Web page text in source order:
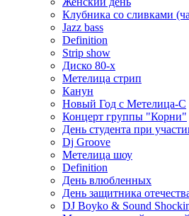
Клубника со сливками
Jazz bass
Definition
Strip show
Диско 80-х
Метелица стрип
Канун
Новый Год с Метелица-С
Концерт группы "Корни"
День студента при
Dj Groove
Метелица шоу
Definition
День влюбленных
День защитника
DJ Boyko & Sound